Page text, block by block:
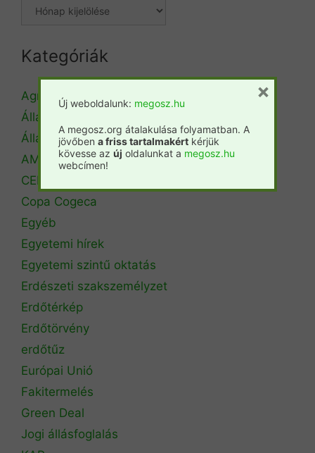
Kategóriák
Agrárminisztérium
Állásbörze
Álláshirdetés
AM Erdőrendezési Főosztály
CEPF
Copa Cogeca
Egyéb
Egyetemi hírek
Egyetemi szintű oktatás
Erdészeti szakszemélyzet
Erdőtérkép
Erdőtörvény
erdőtűz
Európai Unió
Fakitermelés
Green Deal
Jogi állásfoglalás
Új weboldalunk: megosz.hu
A megosz.org átalakulása folyamatban. A
jövőben a friss tartalmakért kérjük
kövesse az új oldalunkat a megosz.hu
webcímen!
×